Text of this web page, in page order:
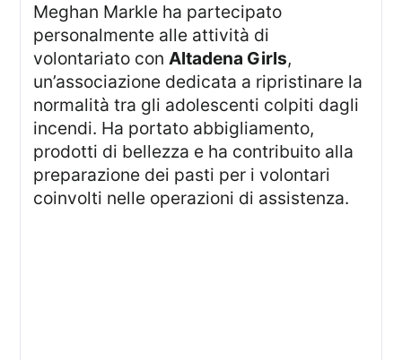
Meghan Markle ha partecipato
personalmente alle attività di
volontariato conAltadena Girls,
un’associazione dedicata a ripristinare la
normalità tra gli adolescenti colpiti dagli
incendi. Ha portato abbigliamento,
prodotti di bellezza e ha contribuito alla
preparazione dei pasti per i volontari
coinvolti nelle operazioni di assistenza.